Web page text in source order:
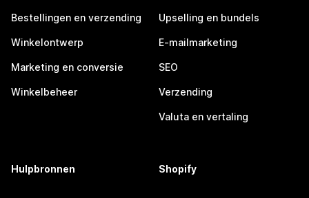
Bestellingen en verzending
Winkelontwerp
Marketing en conversie
Winkelbeheer
Upselling en bundels
E-mailmarketing
SEO
Verzending
Valuta en vertaling
Hulpbronnen Shopify